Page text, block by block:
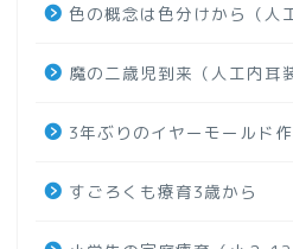
色の概念は色分けから（人
魔の二歳児到来（人工内耳
3年ぶりのイヤーモールド
すごろくも療育3歳から